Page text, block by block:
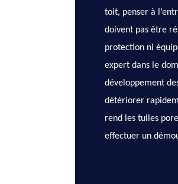
toit, penser à
doivent pas être
protection ni
expert dans le
développement
détériorer
rend les tuiles
effectuer un